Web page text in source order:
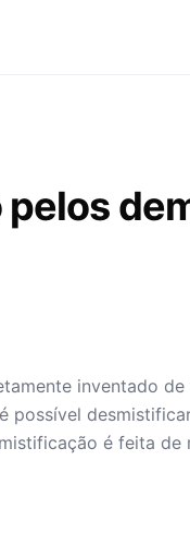
inventado
possível
é feita